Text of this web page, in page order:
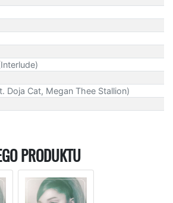
Doja Cat, Megan Thee Stallion)
PRODUKTU